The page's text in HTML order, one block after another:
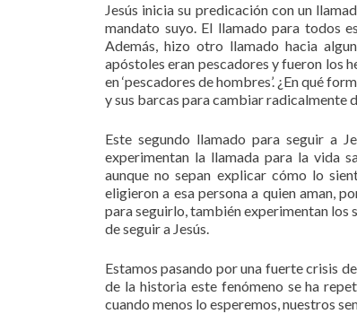
Jesús inicia su predicación con un
mandato suyo. El llamado para todos
Además, hizo otro llamado hacia
apóstoles eran pescadores y fueron los
en ‘pescadores de hombres’. ¿En qué
y sus barcas para cambiar radicalmente
Este segundo llamado para seguir a
experimentan la llamada para la vida
aunque no sepan explicar cómo lo
eligieron a esa persona a quien aman,
para seguirlo, también experimentan los
de seguir a Jesús.
Estamos pasando por una fuerte crisis
de la historia este fenómeno se ha
cuando menos lo esperemos, nuestros